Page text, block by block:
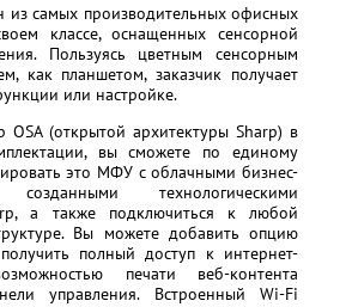
из самых производительных офисных
классе, оснащенных сенсорной
Пользуясь цветным сенсорным
как планшетом, заказчик получает
или настройке.
(открытой архитектуры Sharp) в
вы сможете по единому
это МФУ с облачными бизнес-
созданными технологическими
а также подключиться к любой
Вы можете добавить опцию
полный доступ к интернет-
печати веб-контента
управления. Встроенный Wi-Fi